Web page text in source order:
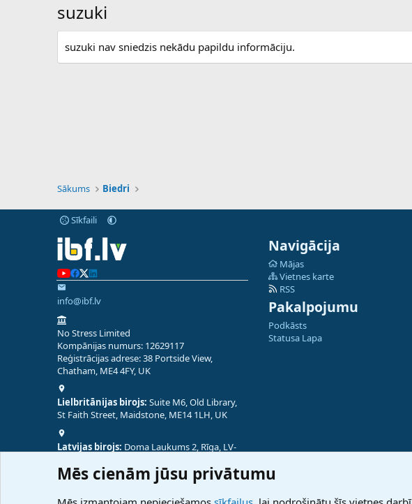
suzuki
suzuki nav sniedzis nekādu papildu informāciju.
Sākums Biedri
Sīkfaili
info@ibf.lv
No Stress Limited
Kompānijas numurs: 12629117
Reģistrācijas adrese: 38 Portside View,
Chatham, ME4 4FY, UK
Lielbritānijas birojs: Suite M6, Old Library,
St Faith Street, Maidstone, ME14 1LH, UK
Latvijas birojs: Doma Laukums 2, Rīga, LV-
Navigācija
Mājas
Vietnes karte
RSS
Pakalpojumu
Podkāsts
Statusa Lapa
Mēs cienām jūsu privātumu